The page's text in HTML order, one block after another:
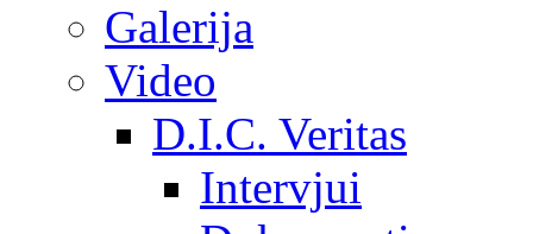
Galerija
Video
D.I.C. Veritas
Intervjui